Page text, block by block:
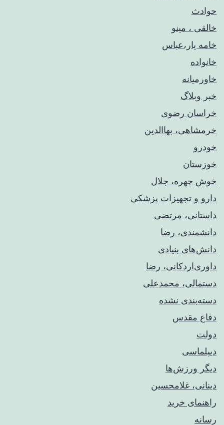
حوادث
خالقی ، مینو
خامه یار،عباس
خانواده
خاورمیانه
خبر وبلاگ
خراسان رضوی
خرمشاهی، بهاالدین
خودرو
خوزستان
خوش چهره، جلال
دارو و تجهیزات پزشکی
داستانی، مرتضی
دانشمندی، رضا
دانش‌های بنیادی
داوری‌اردکانی، رضا
دستمالی، محمدعلی
دسته‌بندی نشده
دفاع مقدس
دولت
دیپلماسی
دیگر ورزش‌ها
دینانی، غلامحسین
راهنمای خريد
رسانه